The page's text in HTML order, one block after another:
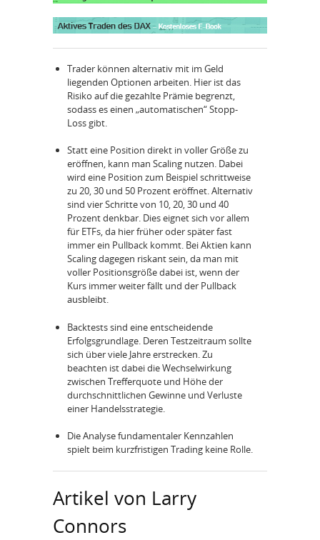
Trader können alternativ mit im Geld
liegenden Optionen arbeiten. Hier ist das
Risiko auf die gezahlte Prämie begrenzt,
sodass es einen „automatischen“ Stopp-
Loss gibt.
Statt eine Position direkt in voller Größe zu
eröffnen, kann man Scaling nutzen. Dabei
wird eine Position zum Beispiel schrittweise
zu 20, 30 und 50 Prozent eröffnet. Alternativ
sind vier Schritte von 10, 20, 30 und 40
Prozent denkbar. Dies eignet sich vor allem
für ETFs, da hier früher oder später fast
immer ein Pullback kommt. Bei Aktien kann
Scaling dagegen riskant sein, da man mit
voller Positionsgröße dabei ist, wenn der
Kurs immer weiter fällt und der Pullback
ausbleibt.
Backtests sind eine entscheidende
Erfolgsgrundlage. Deren Testzeitraum sollte
sich über viele Jahre erstrecken. Zu
beachten ist dabei die Wechselwirkung
zwischen Trefferquote und Höhe der
durchschnittlichen Gewinne und Verluste
einer Handelsstrategie.
Die Analyse fundamentaler Kennzahlen
spielt beim kurzfristigen Trading keine Rolle.
Artikel von Larry
Connors